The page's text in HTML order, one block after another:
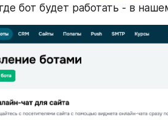
бот будет работать - в